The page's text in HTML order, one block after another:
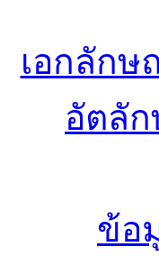
เอกลัก
อัตลั
ข้อ